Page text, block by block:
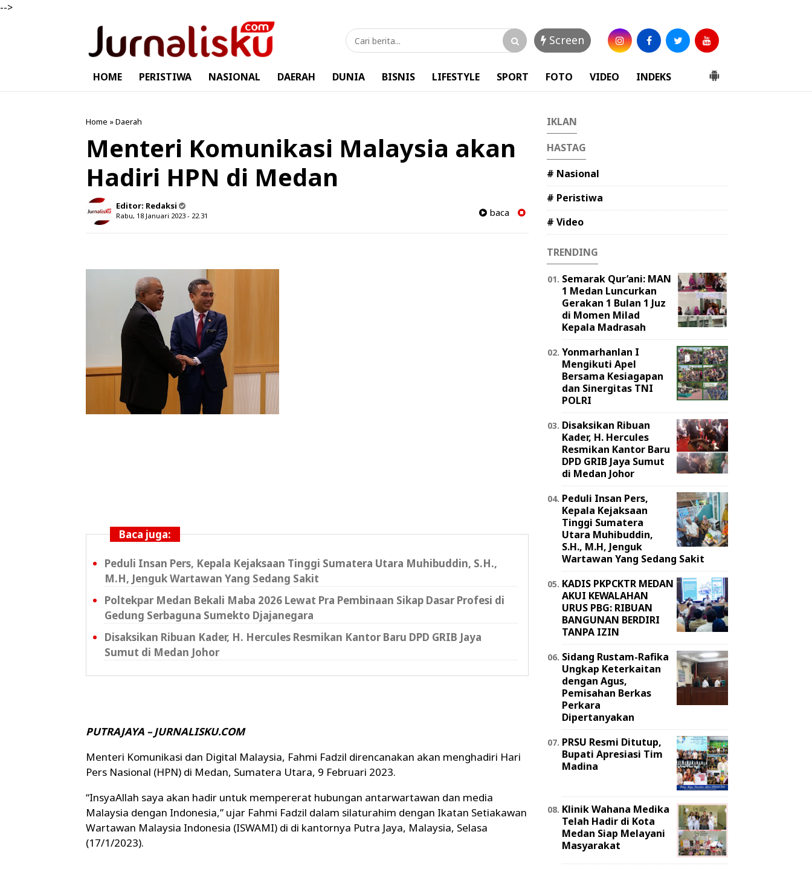
-->
Screen
HOME PERISTIWA NASIONAL DAERAH DUNIA BISNIS LIFESTYLE SPORT FOTO VIDEO INDEKS
Home »Daerah
Menteri Komunikasi Malaysia akan
Hadiri HPN di Medan
Editor: Redaksi
Rabu, 18 Januari 2023 - 22.31 baca
Baca juga:
Peduli Insan Pers, Kepala Kejaksaan Tinggi Sumatera Utara Muhibuddin, S.H.,
M.H, Jenguk Wartawan Yang Sedang Sakit
Poltekpar Medan Bekali Maba 2026 Lewat Pra Pembinaan Sikap Dasar Profesi di
Gedung Serbaguna Sumekto Djajanegara
Disaksikan Ribuan Kader, H. Hercules Resmikan Kantor Baru DPD GRIB Jaya
Sumut di Medan Johor
PUTRAJAYA – JURNALISKU.COM
Menteri Komunikasi dan Digital Malaysia, Fahmi Fadzil direncanakan akan menghadiri Hari
Pers Nasional (HPN) di Medan, Sumatera Utara, 9 Februari 2023.
“InsyaAllah saya akan hadir untuk mempererat hubungan antarwartawan dan media
Malaysia dengan Indonesia,” ujar Fahmi Fadzil dalam silaturahim dengan Ikatan Setiakawan
Wartawan Malaysia Indonesia (ISWAMI) di di kantornya Putra Jaya, Malaysia, Selasa
(17/1/2023).
IKLAN
HASTAG
# Nasional
# Peristiwa
# Video
TRENDING
Semarak Qur’ani: MAN
1 Medan Luncurkan
Gerakan 1 Bulan 1 Juz
di Momen Milad
Kepala Madrasah
Yonmarhanlan I
Mengikuti Apel
Bersama Kesiagapan
dan Sinergitas TNI
POLRI
Disaksikan Ribuan
Kader, H. Hercules
Resmikan Kantor Baru
DPD GRIB Jaya Sumut
di Medan Johor
Peduli Insan Pers,
Kepala Kejaksaan
Tinggi Sumatera
Utara Muhibuddin,
S.H., M.H, Jenguk
Wartawan Yang Sedang Sakit
KADIS PKPCKTR MEDAN
AKUI KEWALAHAN
URUS PBG: RIBUAN
BANGUNAN BERDIRI
TANPA IZIN
Sidang Rustam-Rafika
Ungkap Keterkaitan
dengan Agus,
Pemisahan Berkas
Perkara
Dipertanyakan
PRSU Resmi Ditutup,
Bupati Apresiasi Tim
Madina
Klinik Wahana Medika
Telah Hadir di Kota
Medan Siap Melayani
Masyarakat